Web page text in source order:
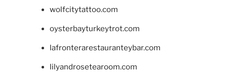
wolfcitytattoo.com
oysterbayturkeytrot.com
lafronterarestauranteybar.com
lilyandrosetearoom.com